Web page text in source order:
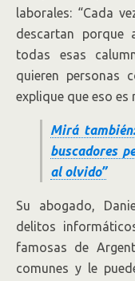
laborales: “Cada
descartan porque
todas esas
quieren personas
explique que eso es
Mirá
buscadores
al olvido”
Su abogado,
delitos
famosas de
comunes y le